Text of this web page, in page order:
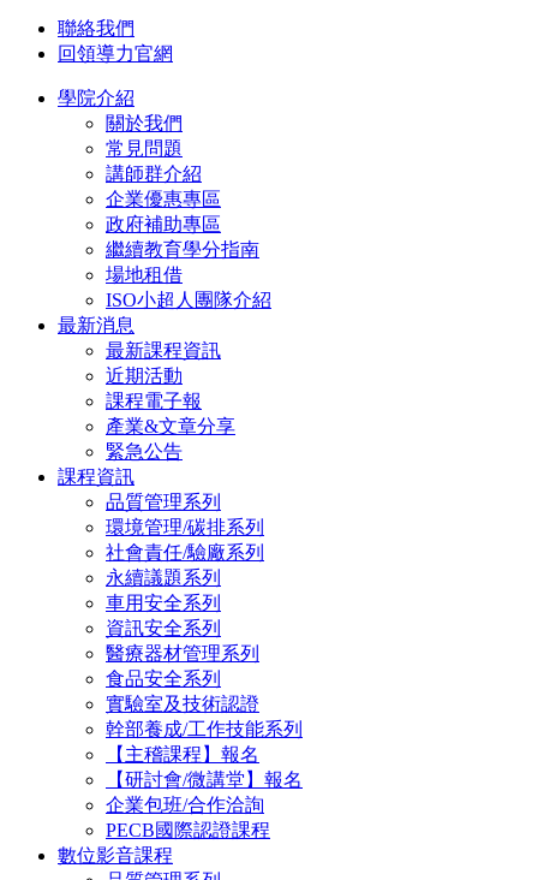
聯絡我們
回領導力官網
學院介紹
關於我們
常見問題
講師群介紹
企業優惠專區
政府補助專區
繼續教育學分指南
場地租借
ISO小超人團隊介紹
最新消息
最新課程資訊
近期活動
課程電子報
產業&文章分享
緊急公告
課程資訊
品質管理系列
環境管理/碳排系列
社會責任/驗廠系列
永續議題系列
車用安全系列
資訊安全系列
醫療器材管理系列
食品安全系列
實驗室及技術認證
幹部養成/工作技能系列
【主稽課程】報名
【研討會/微講堂】報名
企業包班/合作洽詢
PECB國際認證課程
數位影音課程